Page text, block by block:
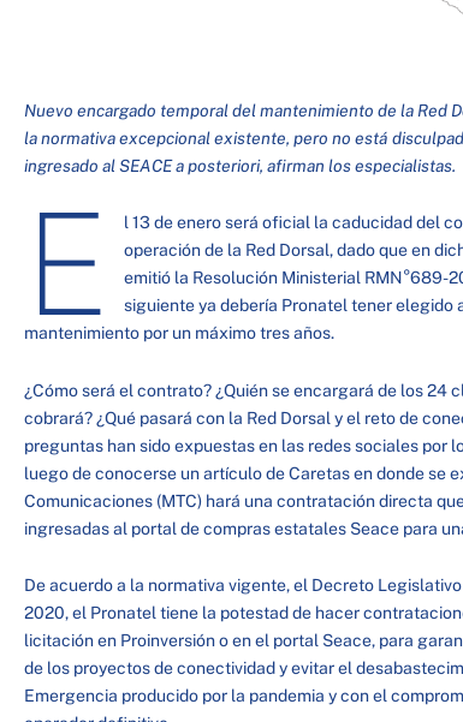
Nuevo encargado temporal del mantenimiento de la Red
la normativa excepcional existente, pero no está
ingresado al SEACE a posteriori, afirman los especialistas.
E
l 13 de enero será oficial la caducidad del
operación de la Red Dorsal, dado que en
emitió la Resolución Ministerial RMN°689-
siguiente ya debería Pronatel tener elegido
mantenimiento por un máximo tres años.
¿Cómo será el contrato? ¿Quién se encargará de los 24
cobrará? ¿Qué pasará con la Red Dorsal y el reto de
preguntas han sido expuestas en las redes sociales por
luego de conocerse un artículo de Caretas en donde se
Comunicaciones (MTC) hará una contratación directa
ingresadas al portal de compras estatales Seace para
De acuerdo a la normativa vigente, el Decreto
2020, el Pronatel tiene la potestad de hacer
licitación en Proinversión o en el portal Seace, para
de los proyectos de conectividad y evitar el
Emergencia producido por la pandemia y con el